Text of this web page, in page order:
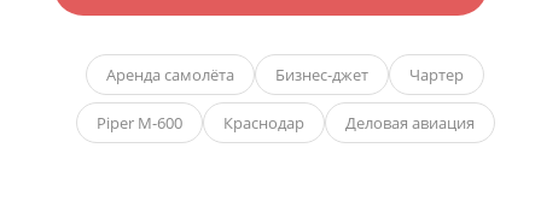
Аренда самолёта Бизнес-джет Чартер
Piper M-600 Краснодар Деловая авиация